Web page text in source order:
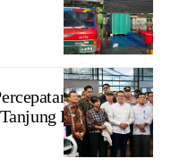
dalam
Emas